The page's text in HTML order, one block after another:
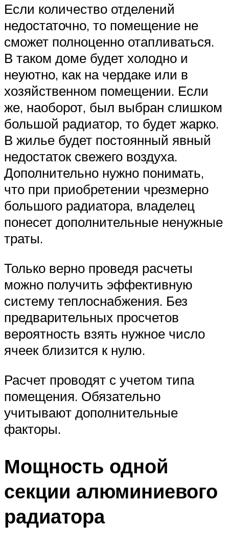
Если количество отделений
недостаточно, то помещение не
сможет полноценно отапливаться.
В таком доме будет холодно и
неуютно, как на чердаке или в
хозяйственном помещении. Если
же, наоборот, был выбран слишком
большой радиатор, то будет жарко.
В жилье будет постоянный явный
недостаток свежего воздуха.
Дополнительно нужно понимать,
что при приобретении чрезмерно
большого радиатора, владелец
понесет дополнительные ненужные
траты.
Только верно проведя расчеты
можно получить эффективную
систему теплоснабжения. Без
предварительных просчетов
вероятность взять нужное число
ячеек близится к нулю.
Расчет проводят с учетом типа
помещения. Обязательно
учитывают дополнительные
факторы.
Мощность одной
секции алюминиевого
радиатора